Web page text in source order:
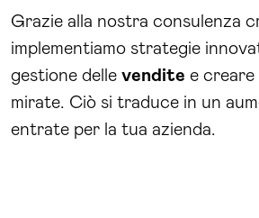
Grazie alla nostra consulenza
implementiamo strategie
gestione delle vendite e creare
mirate. Ciò si traduce in un
entrate per la tua azienda.